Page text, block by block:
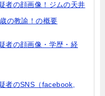
者の顔画像！ジムの天井
の教諭！の概要
者の顔画像・学歴・経
者のSNS（facebook,